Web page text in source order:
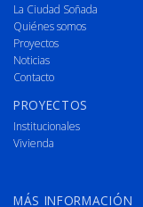
La Ciudad Soñada
Quiénes somos
Proyectos
Noticias
Contacto
PROYECTOS
Institucionales
Vivienda
MÁS INFORMACIÓN